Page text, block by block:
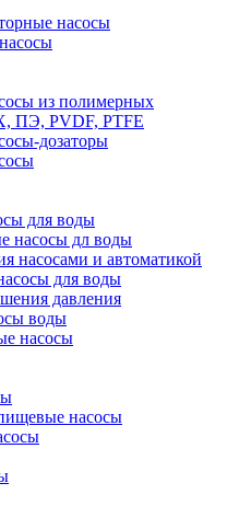
насосы
из полимерных
ПЭ, PVDF, PTFE
дозаторы
для воды
насосы дл воды
насосами и автоматикой
для воды
давления
воды
насосы
насосы